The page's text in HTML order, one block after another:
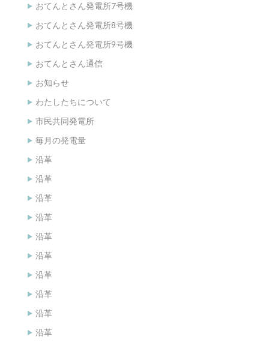
おてんとさん発電所7号機
おてんとさん発電所8号機
おてんとさん発電所9号機
おてんとさん通信
お知らせ
わたしたちについて
市民共同発電所
毎月の発電量
沿革
沿革
沿革
沿革
沿革
沿革
沿革
沿革
沿革
沿革